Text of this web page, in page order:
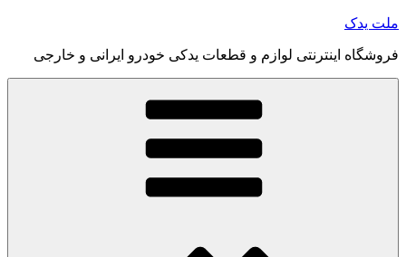
رفتن
محتوا
ملت یدک
فروشگاه اینترنتی لوازم و قطعات یدکی خودرو ایرانی و خارجی